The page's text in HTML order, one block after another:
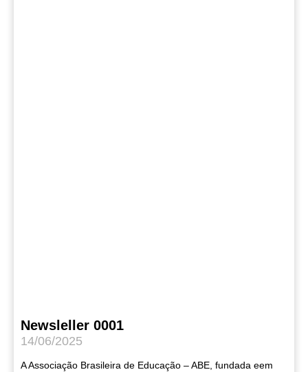
Newsleller 0001
14/06/2025
A Associação Brasileira de Educação – ABE, fundada eem